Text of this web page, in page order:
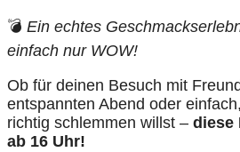
💣 Ein echtes
einfach nur WOW!
Ob für deinen Besuch mit
entspannten Abend oder
richtig schlemmen willst – diese
ab 16 Uhr!